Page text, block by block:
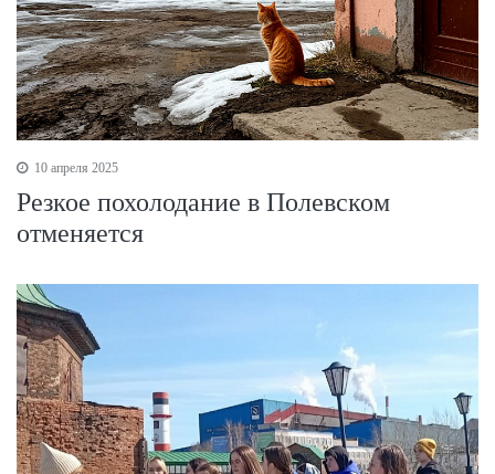
10 апреля 2025
Резкое похолодание в Полевском
отменяется